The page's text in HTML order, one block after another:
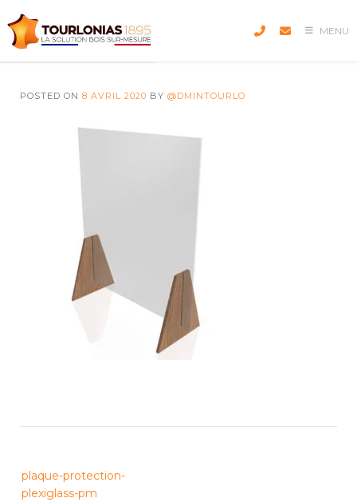
to
content
MENU
POSTED ON 8 AVRIL 2020 BY @DMINTOURLO
navigation
plaque-protection-
plexiglass-pm